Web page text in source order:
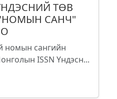
ТӨВ
САНЧ"
номын сангийн
ISSN Үндэсн...